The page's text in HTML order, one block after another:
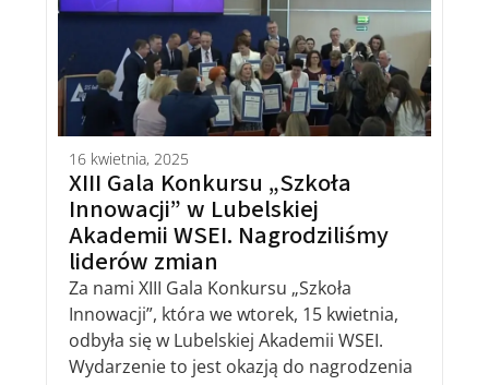
16 kwietnia, 2025
XIII Gala Konkursu „Szkoła
Innowacji” w Lubelskiej
Akademii WSEI. Nagrodziliśmy
liderów zmian
Za nami XIII Gala Konkursu „Szkoła
Innowacji”, która we wtorek, 15 kwietnia,
odbyła się w Lubelskiej Akademii WSEI.
Wydarzenie to jest okazją do nagrodzenia